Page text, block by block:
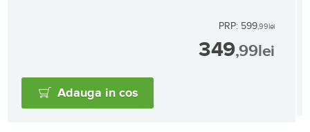
PRP: 599,99lei
349,99lei
Adauga in cos